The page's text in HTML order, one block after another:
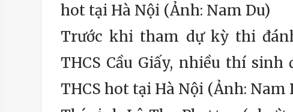
hot tại Hà Nội (Ảnh: Nam Du)
Trước khi tham dự kỳ thi
THCS Cầu Giấy, nhiều thí
THCS hot tại Hà Nội (Ảnh: Nam